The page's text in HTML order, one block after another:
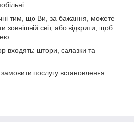
тим, що Ви, за бажання, можете
зовнішній світ, або відкрити, щоб
входять: штори, салазки та
послугу встановлення